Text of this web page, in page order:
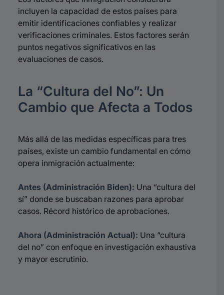
incluyen la capacidad de estos países para
emitir identificaciones confiables y realizar
verificaciones criminales. Estos factores serán
puntos negativos significativos en las
evaluaciones de casos.
La “Cultura del No”: Un
Cambio que Afecta a Todos
Más allá de las medidas específicas para tres
países, existe un cambio fundamental en cómo
opera inmigración actualmente:
Antes (Administración Biden): Una “cultura del
sí” donde se buscaban razones para aprobar
casos. Récord histórico de aprobaciones.
Ahora (Administración Actual): Una “cultura
del no” con enfoque en investigación exhaustiva
y mayor escrutinio.